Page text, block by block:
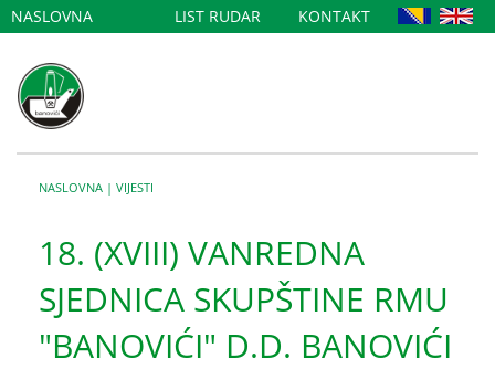
NASLOVNA LIST RUDAR KONTAKT
NASLOVNA | VIJESTI
18. (XVIII) VANREDNA
SJEDNICA SKUPŠTINE RMU
"BANOVIĆI" D.D. BANOVIĆI